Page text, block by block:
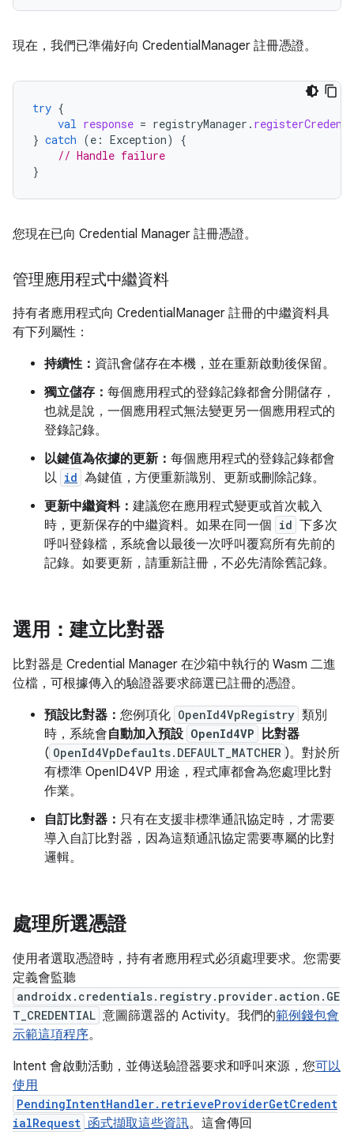
現在，我們已準備好向 CredentialManager 註冊憑證。
try {
val response = registryManager .
} catch (e : Exception)
{
// Handle failure
}
您現在已向 Credential Manager 註冊憑證。
管理應用程式中繼資料
持有者應用程式向 CredentialManager 註冊的中繼資料具
有下列屬性：
持續性： 資訊會儲存在本機，並在重新啟動後保留。
獨立儲存： 每個應用程式的登錄記錄都會分開儲存，
也就是說，一個應用程式無法變更另一個應用程式的
登錄記錄。
以鍵值為依據的更新： 每個應用程式的登錄記錄都會
以 id 為鍵值，方便重新識別、更新或刪除記錄。
更新中繼資料： 建議您在應用程式變更或首次載入
時，更新保存的中繼資料。如果在同一個 id 下多次
呼叫登錄檔，系統會以最後一次呼叫覆寫所有先前的
記錄。如要更新，請重新註冊，不必先清除舊記錄。
選用：建立比對器
比對器是 Credential Manager 在沙箱中執行的 Wasm 二進
位檔，可根據傳入的驗證器要求篩選已註冊的憑證。
預設比對器： 您例項化 OpenId4VpRegistry 類別
時，系統會自動加入預設 OpenId4VP 比對器
( OpenId4VpDefaults.DEFAULT_MATCHER )。對於所
有標準 OpenID4VP 用途，程式庫都會為您處理比對
作業。
自訂比對器： 只有在支援非標準通訊協定時，才需要
導入自訂比對器，因為這類通訊協定需要專屬的比對
邏輯。
處理所選憑證
使用者選取憑證時，持有者應用程式必須處理要求。您需要
定義會監聽
androidx.credentials.registry.provider.action.GE
T_CREDENTIAL 意圖篩選器的 Activity。我們的範例錢包會
示範這項程序。
Intent 會啟動活動，並傳送驗證器要求和呼叫來源，您可以
使用
PendingIntentHandler.retrieveProviderGetCredent
ialRequest 函式擷取這些資訊。這會傳回